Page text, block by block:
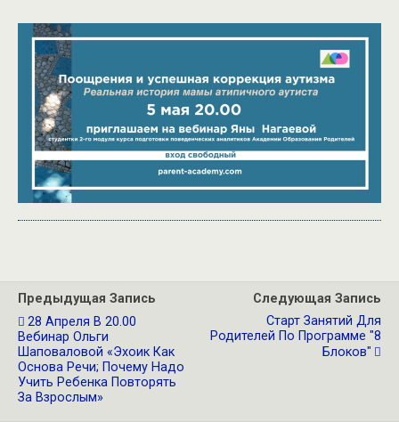
Предыдущая Запись
28 Апреля В 20.00
Вебинар Ольги
Шаповаловой «Эхоик Как
Основа Речи; Почему Надо
Учить Ребенка Повторять
За Взрослым»
Следующая Запись
Старт Занятий Для
Родителей По Программе "8
Блоков"